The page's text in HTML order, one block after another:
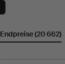
Endpreise(20 662)